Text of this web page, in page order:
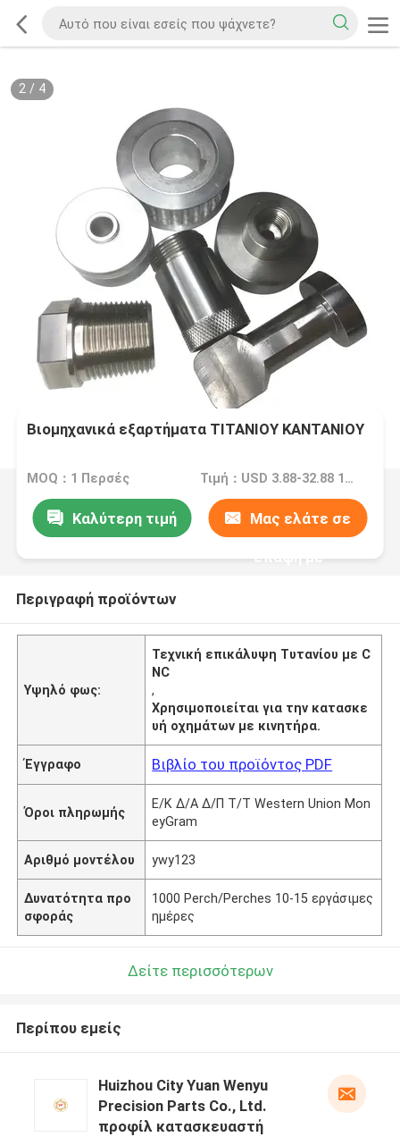
2/ 4
Βιομηχανικά εξαρτήματα ΤΙΤΑΝΙΟΥ ΚΑΝΤΑΝΙΟΥ
MOQ：1 Περσές Τιμή：USD 3.88-32.88 1 Perch/Perches
Καλύτερη τιμή Μας ελάτε σε
επαφή με
Περιγραφή προϊόντων
Υψηλό φως:
Τεχνική επικάλυψη Τυτανίου με C
NC
,
Χρησιμοποιείται για την κατασκε
υή οχημάτων με κινητήρα.
Έγγραφο Βιβλίο του προϊόντος PDF
Όροι πληρωμής
Ε/Κ Δ/Α Δ/Π Τ/Τ Western Union Mon
eyGram
Αριθμό μοντέλου ywy123
Δυνατότητα προ
σφοράς
1000 Perch/Perches 10-15 εργάσιμες
ημέρες
Δείτε περισσότερων
Περίπου εμείς
Huizhou City Yuan Wenyu
Precision Parts Co., Ltd.
προφίλ κατασκευαστή